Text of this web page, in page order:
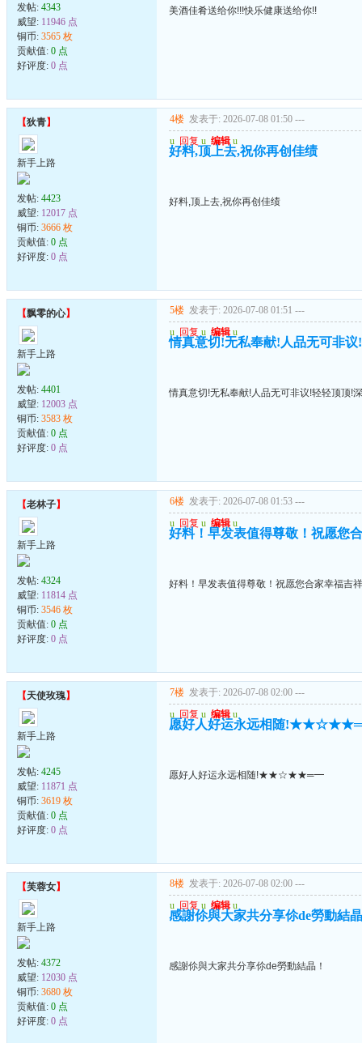
发帖: 4343
威望: 11946 点
铜币: 3565 枚
贡献值: 0 点
好评度: 0 点
美酒佳肴送给你!!!快乐健康送给你!!
【狄青】
新手上路
发帖: 4423
威望: 12017 点
铜币: 3666 枚
贡献值: 0 点
好评度: 0 点
4楼 发表于: 2026-07-08 01:50 ---
u 回复 u 编辑 u
好料,顶上去,祝你再创佳绩
好料,顶上去,祝你再创佳绩
【飘零的心】
新手上路
发帖: 4401
威望: 12003 点
铜币: 3583 枚
贡献值: 0 点
好评度: 0 点
5楼 发表于: 2026-07-08 01:51 ---
u 回复 u 编辑 u
情真意切!无私奉献!人品无可非
情真意切!无私奉献!人品无可非议!轻轻顶顶!
【老林子】
新手上路
发帖: 4324
威望: 11814 点
铜币: 3546 枚
贡献值: 0 点
好评度: 0 点
6楼 发表于: 2026-07-08 01:53 ---
u 回复 u 编辑 u
好料！早发表值得尊敬！祝愿您
好料！早发表值得尊敬！祝愿您合家幸福吉
【天使玫瑰】
新手上路
发帖: 4245
威望: 11871 点
铜币: 3619 枚
贡献值: 0 点
好评度: 0 点
7楼 发表于: 2026-07-08 02:00 ---
u 回复 u 编辑 u
愿好人好运永远相随
愿好人好运永远相随!★★☆★★═━
【芙蓉女】
新手上路
发帖: 4372
威望: 12030 点
铜币: 3680 枚
贡献值: 0 点
好评度: 0 点
8楼 发表于: 2026-07-08 02:00 ---
u 回复 u 编辑 u
感謝伱與大家共分享伱de勞動結
感謝伱與大家共分享伱de勞動結晶！